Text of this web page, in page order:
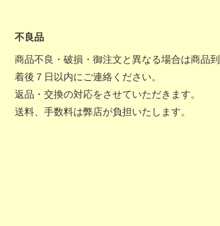
不良品
商品不良・破損・御注文と異なる場合は商品到
着後７日以内にご連絡ください。
返品・交換の対応をさせていただきます。
送料、手数料は弊店が負担いたします。